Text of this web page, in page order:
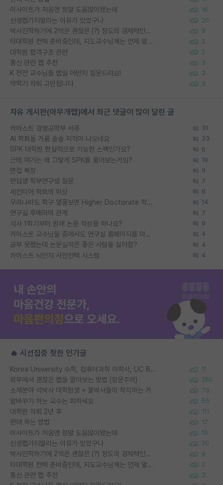
이사이트가 처음엔 정말 도움많이됐는데 16
신생랩가지말라는 이유가 있었구나 20
박사진학하기에 2억은 괜찮은 (?) 정도의 경제력인가요 9
타대학원 컨텍 준비중인데, 지도교수님께는 언제 말씀드려야 할까요? 2
대학원 합격구조 관련 2
통신 관련 랩 추천 3
K 전전 교수님들 랩실 어떤지 질문드려요! 3
막학기 자퇴 고민됩니다 3
자유 게시판(아무개랩)에서 최근 댓글이 많이 달린 글
카이스트 경영공학부 서류 31
AI 학회들 거품 슬슬 지적이 나오네요 33
SPK 대학원 현실적으로 가능한 스펙인가요? 6
근데 여기는 왜 그렇게 SPK를 물어보는거임? 19
면접 복장 9
편입생 학부연구생 질문 7
세컨티어 학회의 위상 6
우리나라도 학구 열풍보면 Higher Doctorate 학위가 필요하다고 봅니다. 14
연구실 후배와의 관계 7
석사 1학기부터 원래 논문 작성을 하나요? 9
카이스트 교수님들 중에서도 연구실 홈페이지를 마련 안 하신 분들이 계시던데 4
공부 못했는데 논문실적은 좋은 사람을 싫어함? 4
카이스트 뇌인지 사전컨택 시스템 4
🔥 시선집중 핫한 인기글
Korea University 수학, 컴퓨터과학 이학사, UC Berkeley 산업공학 대학원 공학박사가 되는 것은 쉽지 않겠죠? 11
외부에서 괜찮은 랩을 알아보는 방법 (장문주의) 280
소재분야 석박사 대학원생 + 물박사들이 착각하는 거 79
말바꾸기 하는 교수는 피하세요 55
대학원 자퇴 2년 후 111
편애 하는 방법 17
이사이트가 처음엔 정말 도움많이됐는데 16
신생랩가지말라는 이유가 있었구나 20
박사진학하기에 2억은 괜찮은 (?) 정도의 경제력인가요 9
타대학원 컨텍 준비중인데, 지도교수님께는 언제 말씀드려야 할까요? 2
통신 관련 랩 추천 3